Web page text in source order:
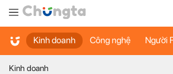
Kinh doanh Công nghệ Người
Kinh doanh